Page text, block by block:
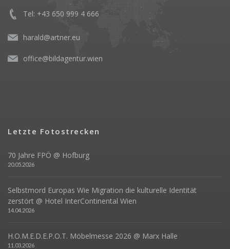
Tel: +43 650 999 4 666
harald@artner.eu
office@bildagentur.wien
Letzte Fotostrecken
70 Jahre FPÖ @ Hofburg
20.05.2026
Selbstmord Europas Wie Migration die kulturelle Identität
zerstört @ Hotel InterContinental Wien
14.04.2026
H.O.M.E.D.E.P.O.T. Möbelmesse 2026 @ Marx Halle
11.03.2026